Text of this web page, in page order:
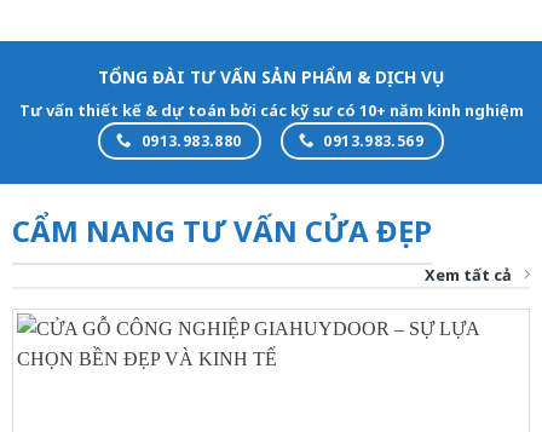
TỔNG ĐÀI TƯ VẤN SẢN PHẨM & DỊCH VỤ
Tư vấn thiết kế & dự toán bởi các kỹ sư có 10+ năm kinh nghiệm
0913.983.880 0913.983.569
CẨM NANG TƯ VẤN CỬA ĐẸP
Xem tất cả